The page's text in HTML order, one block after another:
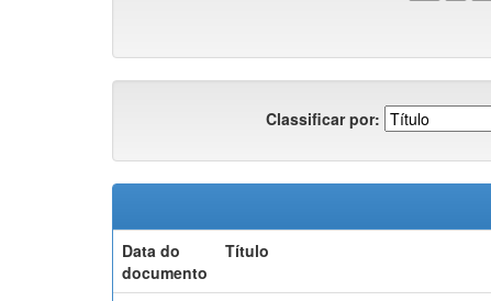
Classificar por:
Data do
documento
Título